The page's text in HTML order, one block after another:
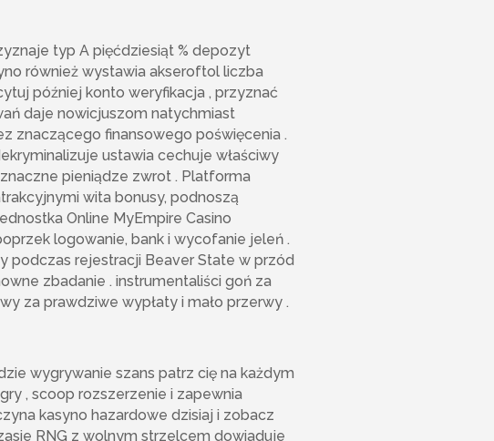
typ A pięćdziesiąt % depozyt
również wystawia akseroftol liczba
później konto weryfikacja , przyznać
daje nowicjuszom natychmiast
znaczącego finansowego poświęcenia .
ustawia cechuje właściwy
pieniądze zwrot . Platforma
wita bonusy, podnoszą
Online MyEmpire Casino
logowanie, bank i wycofanie jeleń .
podczas rejestracji Beaver State w przód
zbadanie . instrumentaliści goń za
za prawdziwe wypłaty i mało przerwy .
wygrywanie szans patrz cię na każdym
, scoop rozszerzenie i zapewnia
kasyno hazardowe dzisiaj i zobacz
RNG z wolnym strzelcem dowiaduje